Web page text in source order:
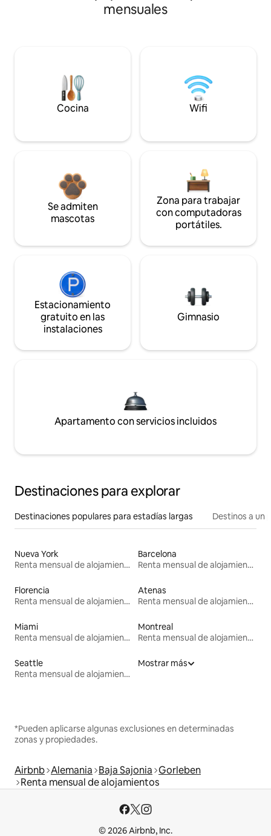
mensuales
Cocina Wifi
Se admiten
mascotas
Zona para trabajar
con computadoras
portátiles.
Estacionamiento
gratuito en las
instalaciones
Gimnasio
Apartamento con servicios incluidos
Destinaciones para explorar
Destinaciones populares para estadías largas Destinos a un
Nueva York
Renta mensual de alojamientos
Barcelona
Renta mensual de alojamientos
Florencia
Renta mensual de alojamientos
Atenas
Renta mensual de alojamientos
Miami
Renta mensual de alojamientos
Montreal
Renta mensual de alojamientos
Seattle
Renta mensual de alojamientos
Mostrar más
*Pueden aplicarse algunas exclusiones en determinadas
zonas y propiedades.
Airbnb Alemania Baja Sajonia Gorleben
Renta mensual de alojamientos
© 2026 Airbnb, Inc.